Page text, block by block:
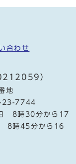
合わせ
）
地
23-7744
8時30分から17
8時45分から16